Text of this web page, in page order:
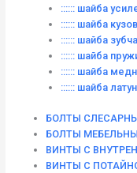
:::::: шайба
:::::: шайба
:::::: шайба
:::::: шайба
:::::: шайба
:::::: шайба
БОЛТЫ
БОЛТЫ
ВИНТЫ С
ВИНТЫ С